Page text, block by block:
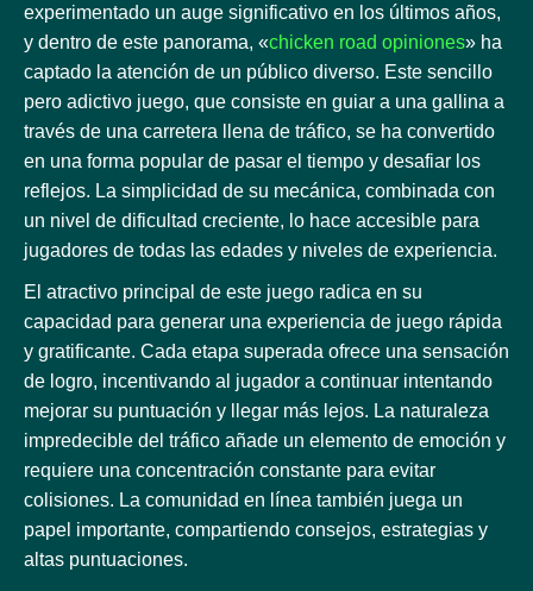
experimentado un auge significativo en los últimos años,
y dentro de este panorama, «chicken road opiniones» ha
captado la atención de un público diverso. Este sencillo
pero adictivo juego, que consiste en guiar a una gallina a
través de una carretera llena de tráfico, se ha convertido
en una forma popular de pasar el tiempo y desafiar los
reflejos. La simplicidad de su mecánica, combinada con
un nivel de dificultad creciente, lo hace accesible para
jugadores de todas las edades y niveles de experiencia.
El atractivo principal de este juego radica en su
capacidad para generar una experiencia de juego rápida
y gratificante. Cada etapa superada ofrece una sensación
de logro, incentivando al jugador a continuar intentando
mejorar su puntuación y llegar más lejos. La naturaleza
impredecible del tráfico añade un elemento de emoción y
requiere una concentración constante para evitar
colisiones. La comunidad en línea también juega un
papel importante, compartiendo consejos, estrategias y
altas puntuaciones.